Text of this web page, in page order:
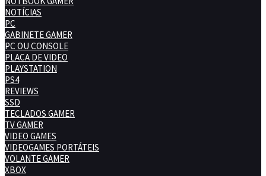
NOTÍCIAS
PC
GABINETE GAMER
PC OU CONSOLE
PLACA DE VIDEO
PLAYSTATION
PS4
REVIEWS
SSD
TECLADOS GAMER
TV GAMER
VIDEO GAMES
VIDEOGAMES PORTÁTEIS
VOLANTE GAMER
XBOX